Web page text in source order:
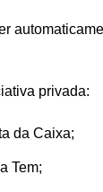
privada:
da Caixa;
Tem;